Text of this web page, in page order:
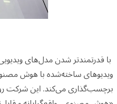
با قدرتمندتر شدن مدل‌های
ویدیوهای ساخته‌شده با هوش
برچسب‌گذاری می‌کند. این شرکت